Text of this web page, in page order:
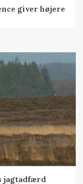
giver højere
jagtadfærd